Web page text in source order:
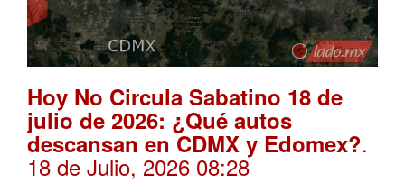
Hoy No Circula Sabatino 18 de
julio de 2026: ¿Qué autos
descansan en CDMX y Edomex?.
18 de Julio, 2026 08:28